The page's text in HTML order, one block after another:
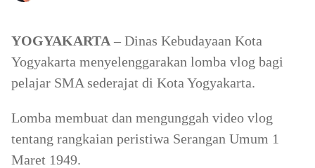
YOGYAKARTA – Dinas Kebudayaan Kota
Yogyakarta menyelenggarakan lomba vlog bagi
pelajar SMA sederajat di Kota Yogyakarta.
Lomba membuat dan mengunggah video vlog
tentang rangkaian peristiwa Serangan Umum 1
Maret 1949.